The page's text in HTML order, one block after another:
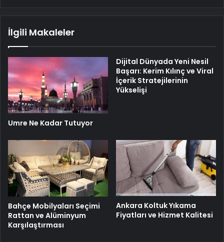
İlgili Makaleler
Umre Ne Kadar Tutuyor
Dijital Dünyada Yeni Nesil
Başarı: Kerim Kılınç ve Viral
İçerik Stratejilerinin
Yükselişi
Bahçe Mobilyaları Seçimi
Rattan ve Alüminyum
Karşılaştırması
Ankara Koltuk Yıkama
Fiyatları ve Hizmet Kalitesi